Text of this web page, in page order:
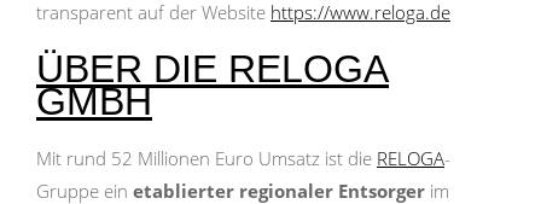
transparent auf der Website https://www.reloga.de
ÜBER DIE RELOGA
GMBH
Mit rund 52 Millionen Euro Umsatz ist die RELOGA-
Gruppe ein etablierter regionaler Entsorger im